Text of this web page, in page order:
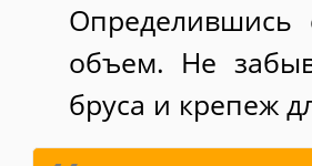
объем. Не
бруса и крепеж